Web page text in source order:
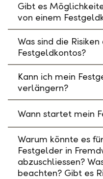
Gibt es
von einem
Was sind die Risiken
Festgeldkontos?
Kann ich mein
verlängern?
Wann startet mein
Warum könnte es
Festgelder in
abzuschliessen?
beachten? Gibt es